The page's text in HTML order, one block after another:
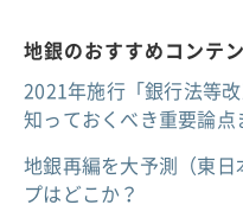
地銀のおすすめコンテ
2021年施行「銀行法等
知っておくべき重要論点
地銀再編を大予測（東
プはどこか？